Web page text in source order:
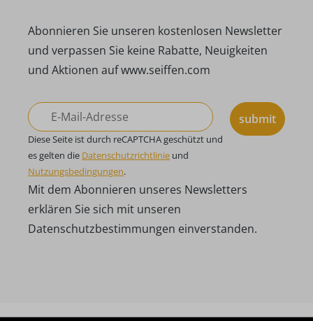
Abonnieren Sie unseren kostenlosen Newsletter
und verpassen Sie keine Rabatte, Neuigkeiten
und Aktionen auf www.seiffen.com
submit
Diese Seite ist durch reCAPTCHA geschützt und
es gelten die Datenschutzrichtlinie und
Nutzungsbedingungen.
Mit dem Abonnieren unseres Newsletters
erklären Sie sich mit unseren
Datenschutzbestimmungen einverstanden.